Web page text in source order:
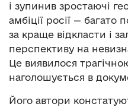
і зупинив зростаючі
амбіції росії — багато
за краще відкласти і
перспективу на
Це виявилося
наголошується в
Його автори